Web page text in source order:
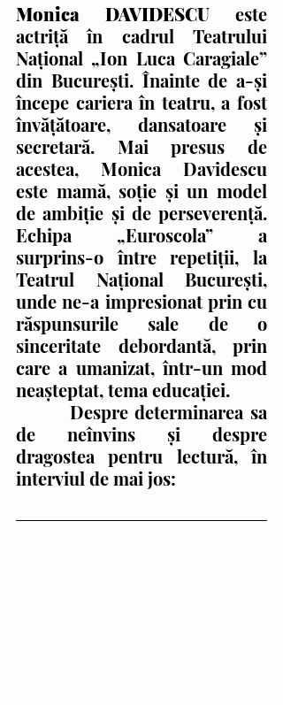
Monica DAVIDESCU este
actriță în cadrul Teatrului
Național „Ion Luca Caragiale”
din București. Înainte de a-și
începe cariera în teatru, a fost
învățătoare, dansatoare și
secretară. Mai presus de
acestea, Monica Davidescu
este mamă, soție și un model
de ambiție și de perseverență.
Echipa „Euroscola” a
surprins-o între repetiții, la
Teatrul Național București,
unde ne-a impresionat prin cu
răspunsurile sale de o
sinceritate debordantă, prin
care a umanizat, într-un mod
neașteptat, tema educației.
de neînvins și despre
dragostea pentru lectură, în
interviul de mai jos: